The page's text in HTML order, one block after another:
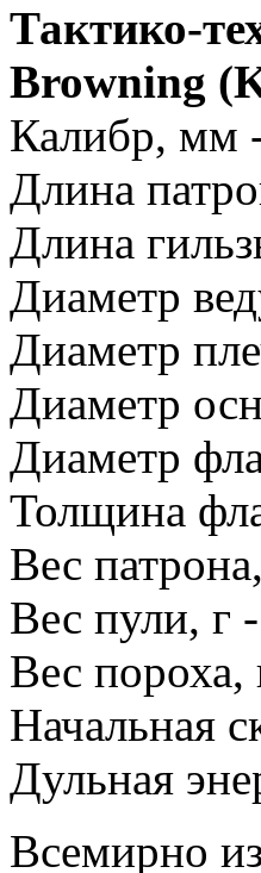
Тактико-
Browning
Калибр, мм
Длина
Длина
Диаметр
Диаметр
Диаметр
Диаметр
Толщина
Вес
Вес пули, г
Вес пороха,
Начальная
Дульная
Всемирно